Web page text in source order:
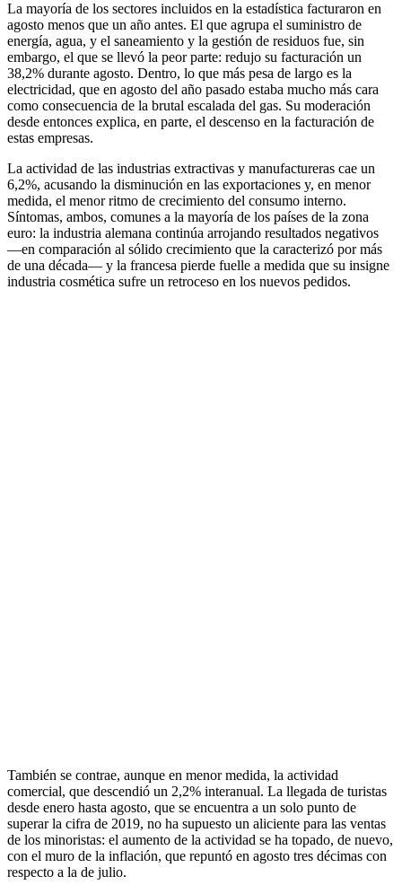
La mayoría de los sectores incluidos en la estadística facturaron en
agosto menos que un año antes. El que agrupa el suministro de
energía, agua, y el saneamiento y la gestión de residuos fue, sin
embargo, el que se llevó la peor parte: redujo su facturación un
38,2% durante agosto. Dentro, lo que más pesa de largo es la
electricidad, que en agosto del año pasado estaba mucho más cara
como consecuencia de la brutal escalada del gas. Su moderación
desde entonces explica, en parte, el descenso en la facturación de
estas empresas.
La actividad de las industrias extractivas y manufactureras cae un
6,2%, acusando la disminución en las exportaciones y, en menor
medida, el menor ritmo de crecimiento del consumo interno.
Síntomas, ambos, comunes a la mayoría de los países de la zona
euro: la industria alemana continúa arrojando resultados negativos
—en comparación al sólido crecimiento que la caracterizó por más
de una década— y la francesa pierde fuelle a medida que su insigne
industria cosmética sufre un retroceso en los nuevos pedidos.
También se contrae, aunque en menor medida, la actividad
comercial, que descendió un 2,2% interanual. La llegada de turistas
desde enero hasta agosto, que se encuentra a un solo punto de
superar la cifra de 2019, no ha supuesto un aliciente para las ventas
de los minoristas: el aumento de la actividad se ha topado, de nuevo,
con el muro de la inflación, que repuntó en agosto tres décimas con
respecto a la de julio.